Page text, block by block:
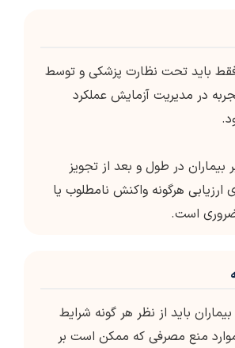
فقط باید تحت نظارت پزشکی و توسط
در مدیریت آزمایش عملکرد
بیماران در طول و بعد از تجویز
ارزیابی هرگونه واکنش نامطلوب یا
است.
باید از نظر هر گونه شرایط
منع مصرفی که ممکن است بر